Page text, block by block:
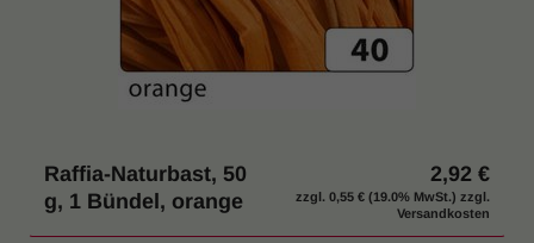
Raffia-Naturbast, 50
g, 1 Bündel, orange
2,92 €
zzgl. 0,55 € (19.0% MwSt.) zzgl.
Versandkosten